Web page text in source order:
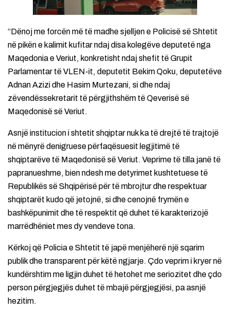
“Dënoj me forcën më të madhe sjelljen e Policisë së Shtetit
në pikën e kalimit kufitar ndaj disa kolegëve deputetë nga
Maqedonia e Veriut, konkretisht ndaj shefit të Grupit
Parlamentar të VLEN-it, deputetit Bekim Qoku, deputetëve
Adnan Azizi dhe Hasim Murtezani, si dhe ndaj
zëvendëssekretarit të përgjithshëm të Qeverisë së
Maqedonisë së Veriut.
Asnjë institucion i shtetit shqiptar nuk ka të drejtë të trajtojë
në mënyrë denigruese përfaqësuesit legjitimë të
shqiptarëve të Maqedonisë së Veriut. Veprime të tilla janë të
papranueshme, bien ndesh me detyrimet kushtetuese të
Republikës së Shqipërisë për të mbrojtur dhe respektuar
shqiptarët kudo që jetojnë, si dhe cenojnë frymën e
bashkëpunimit dhe të respektit që duhet të karakterizojë
marrëdhëniet mes dy vendeve tona.
Kërkoj që Policia e Shtetit të japë menjëherë një sqarim
publik dhe transparent për këtë ngjarje. Çdo veprim i kryer në
kundërshtim me ligjin duhet të hetohet me seriozitet dhe çdo
person përgjegjës duhet të mbajë përgjegjësi, pa asnjë
hezitim.